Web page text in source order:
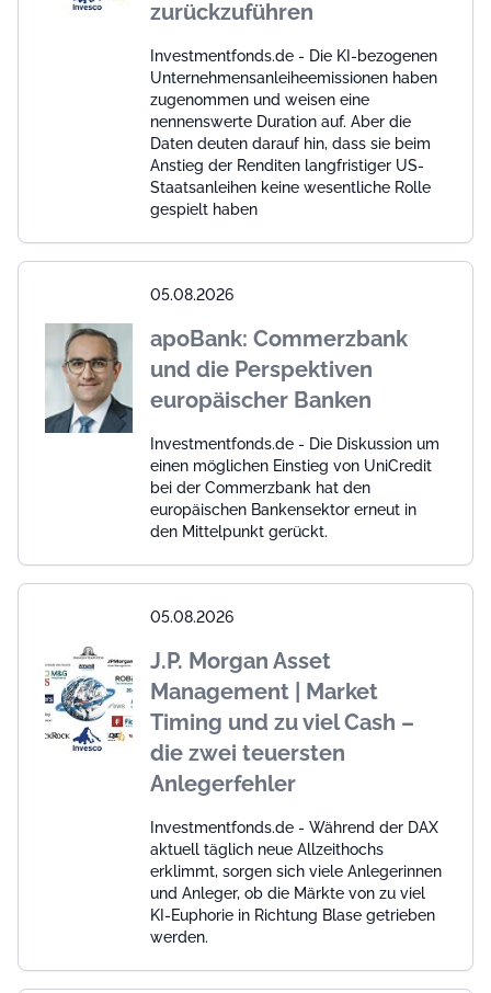
zurückzuführen
Investmentfonds.de - Die KI-bezogenen
Unternehmensanleiheemissionen haben
zugenommen und weisen eine
nennenswerte Duration auf. Aber die
Daten deuten darauf hin, dass sie beim
Anstieg der Renditen langfristiger US-
Staatsanleihen keine wesentliche Rolle
gespielt haben
05.08.2026
apoBank: Commerzbank
und die Perspektiven
europäischer Banken
Investmentfonds.de - Die Diskussion um
einen möglichen Einstieg von UniCredit
bei der Commerzbank hat den
europäischen Bankensektor erneut in
den Mittelpunkt gerückt.
05.08.2026
J.P. Morgan Asset
Management | Market
Timing und zu viel Cash –
die zwei teuersten
Anlegerfehler
Investmentfonds.de - Während der DAX
aktuell täglich neue Allzeithochs
erklimmt, sorgen sich viele Anlegerinnen
und Anleger, ob die Märkte von zu viel
KI-Euphorie in Richtung Blase getrieben
werden.